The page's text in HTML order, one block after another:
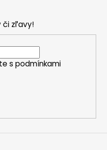
či zľavy!
s podmínkami